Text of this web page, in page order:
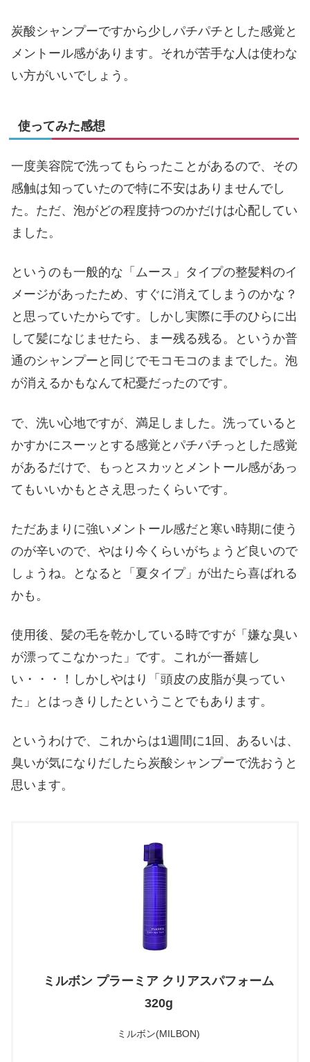
炭酸シャンプーですから少しパチパチとした感覚と
メントール感があります。それが苦手な人は使わな
い方がいいでしょう。
使ってみた感想
一度美容院で洗ってもらったことがあるので、その
感触は知っていたので特に不安はありませんでし
た。ただ、泡がどの程度持つのかだけは心配してい
ました。
というのも一般的な「ムース」タイプの整髪料のイ
メージがあったため、すぐに消えてしまうのかな？
と思っていたからです。しかし実際に手のひらに出
して髪になじませたら、まー残る残る。というか普
通のシャンプーと同じでモコモコのままでした。泡
が消えるかもなんて杞憂だったのです。
で、洗い心地ですが、満足しました。洗っていると
かすかにスーッとする感覚とパチパチっとした感覚
があるだけで、もっとスカッとメントール感があっ
てもいいかもとさえ思ったくらいです。
ただあまりに強いメントール感だと寒い時期に使う
のが辛いので、やはり今くらいがちょうど良いので
しょうね。となると「夏タイプ」が出たら喜ばれる
かも。
使用後、髪の毛を乾かしている時ですが「嫌な臭い
が漂ってこなかった」です。これが一番嬉し
い・・・！しかしやはり「頭皮の皮脂が臭ってい
た」とはっきりしたということでもあります。
というわけで、これからは1週間に1回、あるいは、
臭いが気になりだしたら炭酸シャンプーで洗おうと
思います。
ミルボン プラーミア クリアスパフォーム
320g
ミルボン(MILBON)